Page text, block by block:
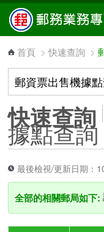
跳到主要內容區塊
首頁 >快速查詢 >
快速查詢
據點查詢
最後檢視/更新日期：
全部的相關郵局如下: